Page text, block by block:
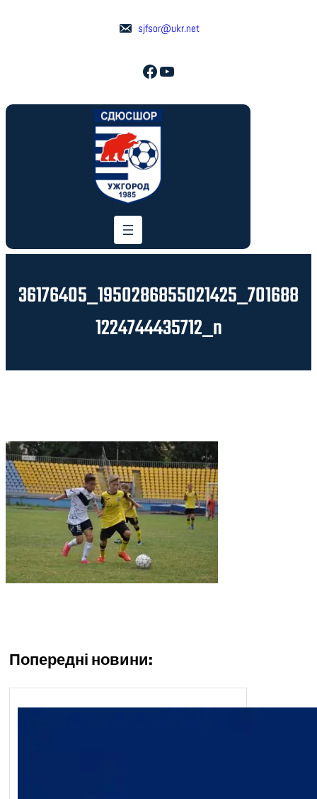
sjfsor@ukr.net
Facebook YouTube
36176405_1950286855021425_701688
1224744435712_n
Попередні новини: